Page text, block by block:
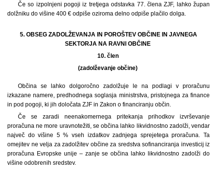
Če so izpolnjeni pogoji iz tretjega odstavka 77. člena ZJF, lahko župan
dolžniku do višine 400 € odpiše oziroma delno odpiše plačilo dolga.
5. OBSEG ZADOLŽEVANJA IN POROŠTEV OBČINE IN JAVNEGA
SEKTORJA NA RAVNI OBČINE
10. člen
(zadolževanje občine)
Občina se lahko dolgoročno zadolžuje le na podlagi v proračunu
izkazane namere, predhodnega soglasja ministrstva, pristojnega za finance
in pod pogoji, ki jih določata ZJF in Zakon o financiranju občin.
Če se zaradi neenakomernega pritekanja prihodkov izvrševanje
proračuna ne more uravnotežiti, se občina lahko likvidnostno zadolži, vendar
največ do višine 5 % vseh izdatkov zadnjega sprejetega proračuna. Ta
omejitev ne velja za zadolžitev občine za sredstva sofinanciranja investicij iz
proračuna Evropske unije – zanje se občina lahko likvidnostno zadolži do
višine odobrenih sredstev.